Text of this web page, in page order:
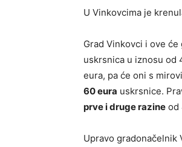
U Vinkovcima je
Grad Vinkovci i ove
uskrsnica u iznosu od
eura, pa će oni s
60 eura uskrsnice.
prve i druge razine od
Upravo gradonačelnik